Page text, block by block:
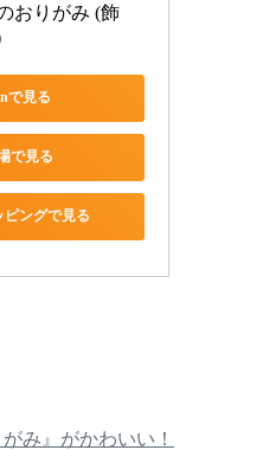
おりがみ (飾
で見る
で見る
ピングで見る
み』がかわいい！